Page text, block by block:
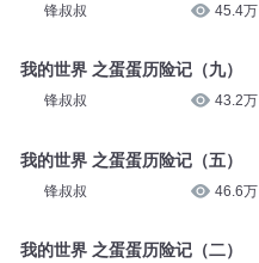
锋叔叔 45.4万
我的世界 之蛋蛋历险记（九）
锋叔叔 43.2万
我的世界 之蛋蛋历险记（五）
锋叔叔 46.6万
我的世界 之蛋蛋历险记（二）